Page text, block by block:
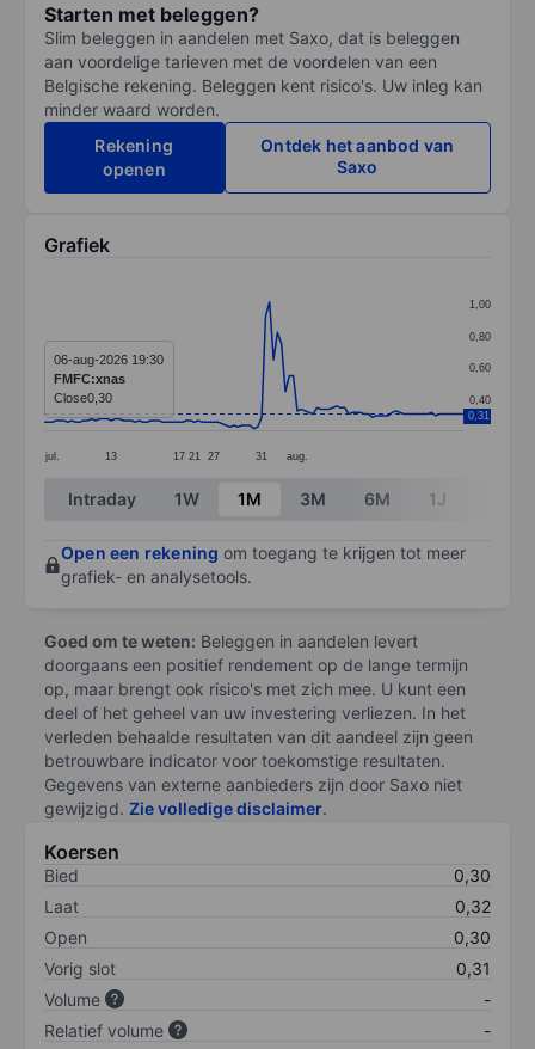
Starten met beleggen?
Slim beleggen in aandelen met Saxo, dat is beleggen
aan voordelige tarieven met de voordelen van een
Belgische rekening. Beleggen kent risico's. Uw inleg kan
minder waard worden.
Rekening
openen
Ontdek het aanbod van
Saxo
Grafiek
Line chart with 107 data points.
The chart has 1 X axis displaying categories.
The chart has 1 Y axis displaying values. Data ranges
jul. 13 17 21 27 31 aug.
0,40
0,60
0,80
1,00
0,31
06-aug-2026 19:30
FMFC:xnas
Close0,30
End of interactive chart.
Intraday 1W 1M 3M 6M 1J
Open een rekening om toegang te krijgen tot meer
grafiek- en analysetools.
Goed om te weten: Beleggen in aandelen levert
doorgaans een positief rendement op de lange termijn
op, maar brengt ook risico's met zich mee. U kunt een
deel of het geheel van uw investering verliezen. In het
verleden behaalde resultaten van dit aandeel zijn geen
betrouwbare indicator voor toekomstige resultaten.
Gegevens van externe aanbieders zijn door Saxo niet
gewijzigd. Zie volledige disclaimer.
Koersen
Bied
0,30
Laat
0,32
Open
0,30
Vorig slot
0,31
Volume
-
Relatief volume
-